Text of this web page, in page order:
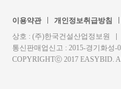
이용약관 개인정보취급방침
상호 : (주)한국건설산업정보원
통신판매업신고 : 2015-경기화성-
COPYRIGHTⓒ 2017 EASYBID.